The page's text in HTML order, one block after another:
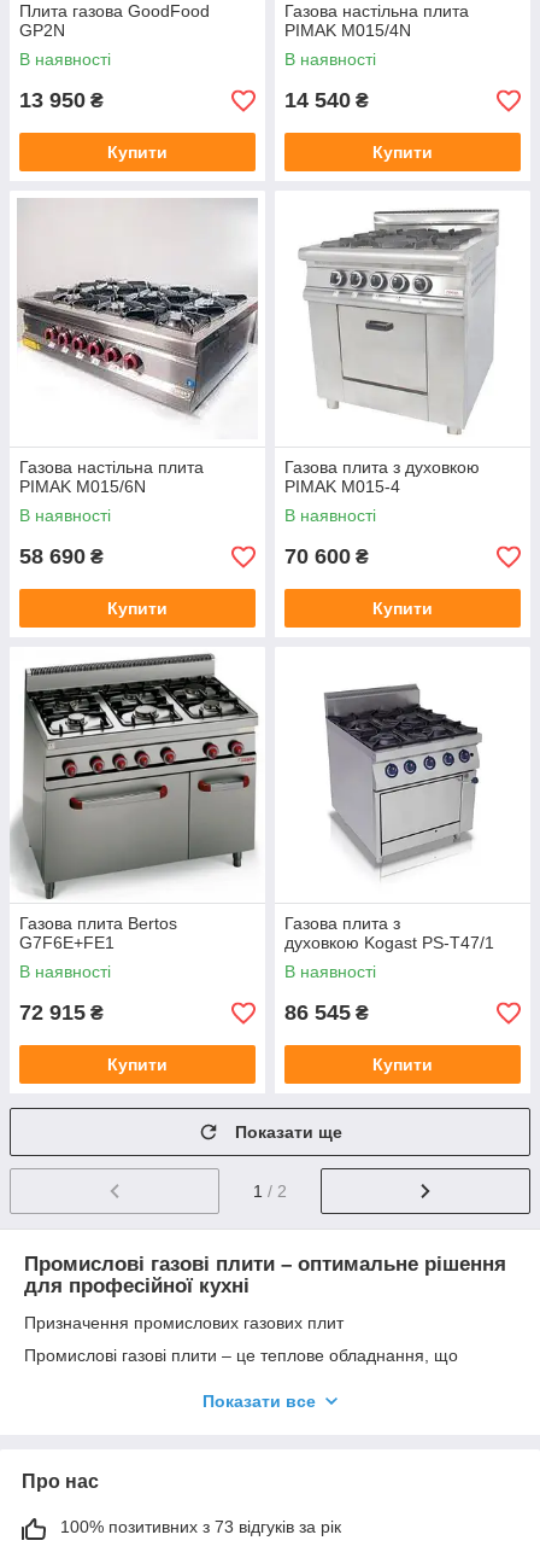
Плита газова GoodFood
GP2N
В наявності
13 950 ₴
Купити
Газова настільна плита
PIMAK М015/4N
В наявності
14 540 ₴
Купити
Газова настільна плита
PIMAK М015/6N
В наявності
58 690 ₴
Купити
Газова плита з духовкою
PIMAK М015-4
В наявності
70 600 ₴
Купити
Газова плита Bertos
G7F6E+FE1
В наявності
72 915 ₴
Купити
Газова плита з
духовкою Kogast PS-T47/1
В наявності
86 545 ₴
Купити
Показати ще
1 / 2
Промислові газові плити – оптимальне рішення
для професійної кухні
Призначення промислових газових плит
Промислові газові плити – це теплове обладнання, що
приготування та розігріву їжі на професійних кухнях. Вони
важливо мінімізувати витрати на енергоспоживання.
Низька вартість експлуатації:Газ коштує дешевше
Показати все
Про нас
100% позитивних з 73 відгуків за рік